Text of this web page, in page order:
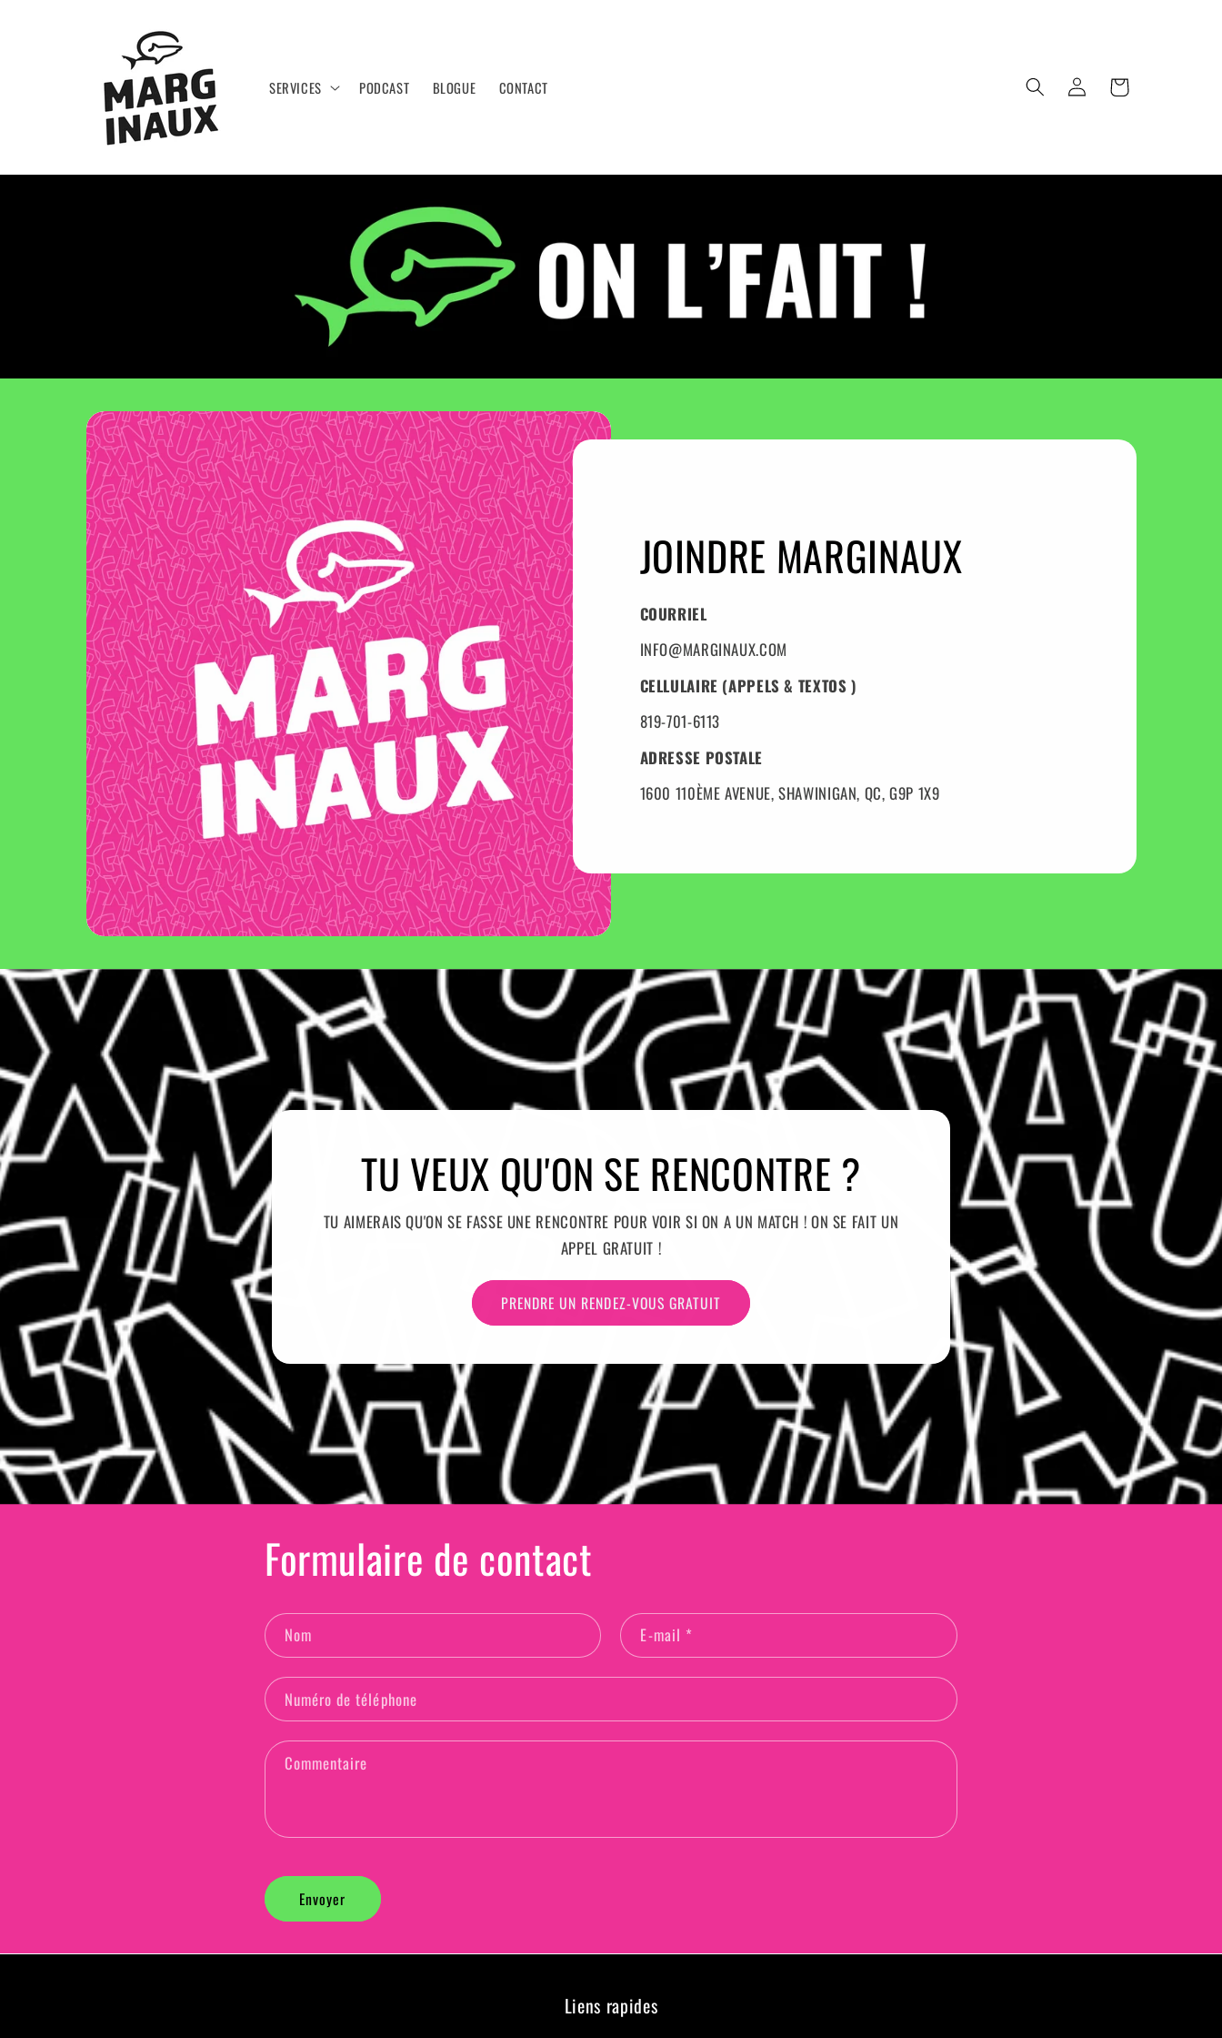
SERVICES PODCAST BLOGUE CONTACT Connexion Panier
JOINDRE MARGINAUX
COURRIEL
INFO@MARGINAUX.COM
CELLULAIRE (APPELS & TEXTOS )
819-701-6113
ADRESSE POSTALE
1600 110ÈME AVENUE, SHAWINIGAN, QC, G9P 1X9
TU VEUX QU'ON SE RENCONTRE ?
TU AIMERAIS QU'ON SE FASSE UNE RENCONTRE POUR VOIR SI ON A UN MATCH ! ON SE FAIT UN
APPEL GRATUIT !
PRENDRE UN RENDEZ-VOUS GRATUIT
Formulaire de contact
Nom E-mail *
Numéro de téléphone
Commentaire
Envoyer
Liens rapides